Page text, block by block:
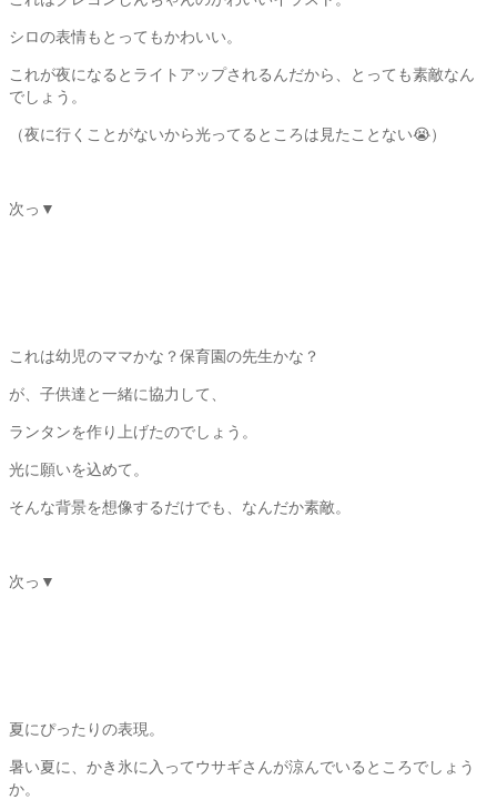
シロの表情もとってもかわいい。
これが夜になるとライトアップされるんだから、とっても素敵なん
でしょう。
（夜に行くことがないから光ってるところは見たことない😭）
次っ▼
これは幼児のママかな？保育園の先生かな？
が、子供達と一緒に協力して、
ランタンを作り上げたのでしょう。
光に願いを込めて。
そんな背景を想像するだけでも、なんだか素敵。
次っ▼
夏にぴったりの表現。
暑い夏に、かき氷に入ってウサギさんが涼んでいるところでしょう
か。